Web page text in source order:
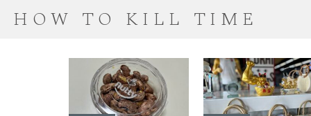
HOW TO KILL TIME